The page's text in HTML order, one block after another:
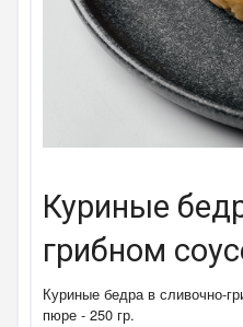
Куриные
грибном
Куриные бедра в сливочно-
пюре - 250 гр.